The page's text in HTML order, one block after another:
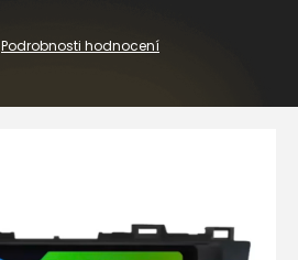
Podrobnosti hodnocení